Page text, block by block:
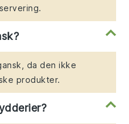
da den ikke
produkter.